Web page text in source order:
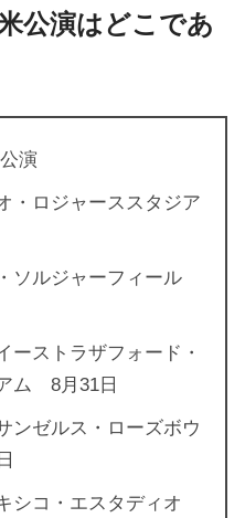
公演はどこであ
演
・ロジャーススタジア
ソルジャーフィール
ーストラザフォード・
ム 8月31日
ンゼルス・ローズボウ
コ・エスタディオ